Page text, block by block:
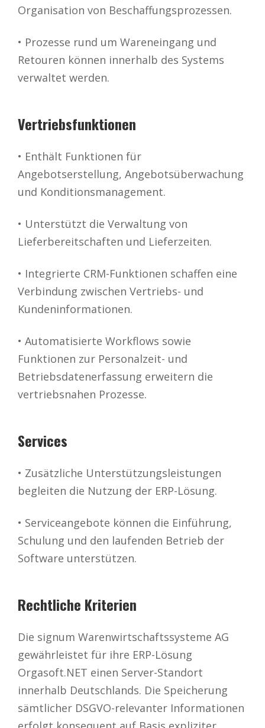
Organisation von Beschaffungsprozessen.
• Prozesse rund um Wareneingang und
Retouren können innerhalb des Systems
verwaltet werden.
Vertriebsfunktionen
• Enthält Funktionen für
Angebotserstellung, Angebotsüberwachung
und Konditionsmanagement.
• Unterstützt die Verwaltung von
Lieferbereitschaften und Lieferzeiten.
• Integrierte CRM-Funktionen schaffen eine
Verbindung zwischen Vertriebs- und
Kundeninformationen.
• Automatisierte Workflows sowie
Funktionen zur Personalzeit- und
Betriebsdatenerfassung erweitern die
vertriebsnahen Prozesse.
Services
• Zusätzliche Unterstützungsleistungen
begleiten die Nutzung der ERP-Lösung.
• Serviceangebote können die Einführung,
Schulung und den laufenden Betrieb der
Software unterstützen.
Rechtliche Kriterien
Die signum Warenwirtschaftssysteme AG
gewährleistet für ihre ERP-Lösung
Orgasoft.NET einen Server-Standort
innerhalb Deutschlands. Die Speicherung
sämtlicher DSGVO-relevanter Informationen